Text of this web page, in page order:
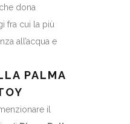
dona
fra cui la più
all’acqua e
PALMA
il